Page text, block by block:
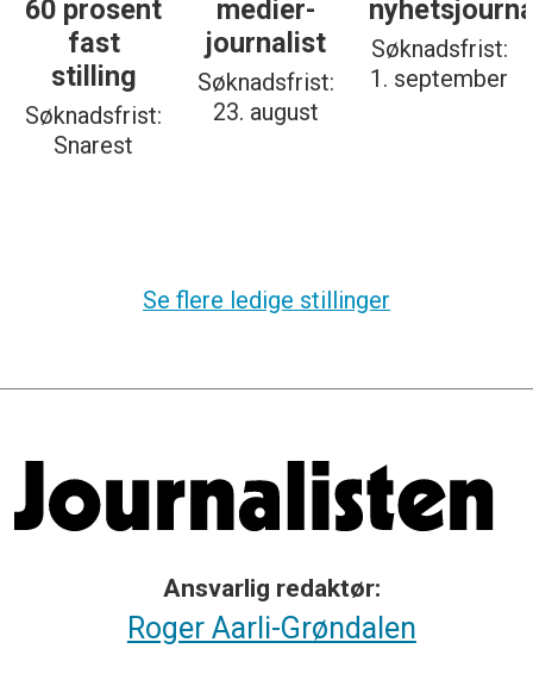
60 prosent
fast
stilling
Søknadsfrist:
Snarest
medier-
journalist
Søknadsfrist:
23. august
Søknadsfrist:
1. september
Se flere ledige stillinger
Ansvarlig redaktør:
Roger Aarli-Grøndalen